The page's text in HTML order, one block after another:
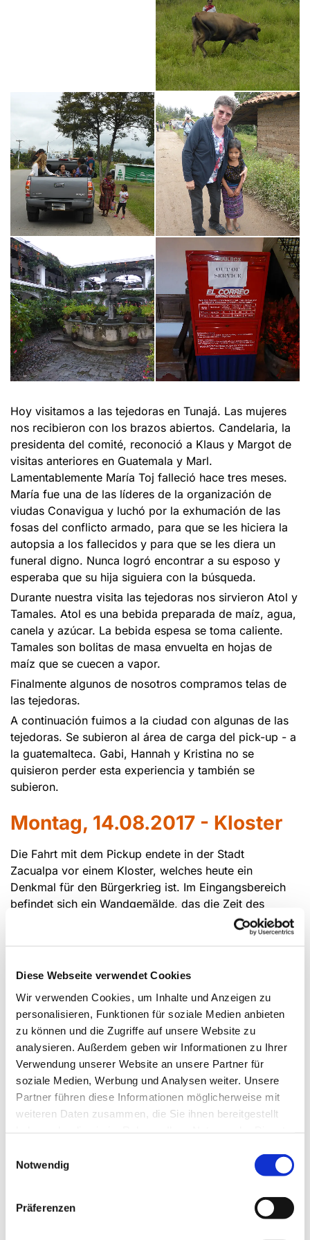
Diese Webseite verwendet Cookies
Wir verwenden Cookies, um Inhalte und Anzeigen zu
personalisieren, Funktionen für soziale Medien anbieten
zu können und die Zugriffe auf unsere Website zu
analysieren. Außerdem geben wir Informationen zu Ihrer
Verwendung unserer Website an unsere Partner für
soziale Medien, Werbung und Analysen weiter. Unsere
Partner führen diese Informationen möglicherweise mit
weiteren Daten zusammen, die Sie ihnen bereitgestellt
Notwendig
Präferenzen
Hoy visitamos a las tejedoras en Tunajá. Las mujeres
nos recibieron con los brazos abiertos. Candelaria, la
presidenta del comité, reconoció a Klaus y Margot de
visitas anteriores en Guatemala y Marl.
Lamentablemente María Toj falleció hace tres meses.
María fue una de las líderes de la organización de
viudas Conavigua y luchó por la exhumación de las
fosas del conflicto armado, para que se les hiciera la
autopsia a los fallecidos y para que se les diera un
funeral digno. Nunca logró encontrar a su esposo y
esperaba que su hija siguiera con la búsqueda.
Durante nuestra visita las tejedoras nos sirvieron Atol y
Tamales. Atol es una bebida preparada de maíz, agua,
canela y azúcar. La bebida espesa se toma caliente.
Tamales son bolitas de masa envuelta en hojas de
maíz que se cuecen a vapor.
Finalmente algunos de nosotros compramos telas de
las tejedoras.
A continuación fuimos a la ciudad con algunas de las
tejedoras. Se subieron al área de carga del pick-up - a
la guatemalteca. Gabi, Hannah y Kristina no se
quisieron perder esta experiencia y también se
subieron.
Montag, 14.08.2017 - Kloster
Die Fahrt mit dem Pickup endete in der Stadt
Zacualpa vor einem Kloster, welches heute ein
Denkmal für den Bürgerkrieg ist. Im Eingangsbereich
befindet sich ein Wandgemälde, das die Zeit des
Bürgerkriegs thematisiert. Auf ihm ist Bischof Gerardi
zu sehen, der ermordet wurde, da er die Verbrechen
von den Weberinnen.
Wir durften an einer bewegenden Zeremonie
teilnehmen, die den christlichen Glauben und die Maya-
Kulturen vereint. Während verschieden farbige Kerzen
brannten, erzählte uns Juliana Garcia Gutierrez von
den Franziskanern (eine Überlebende des
Bürgerkriegs) die Geschichte Guatemalas,
insbesondere die Geschichte der Massengräber rund
wurden von den Militärs zu Folterzwecken genutzt, so
Gespräch über unsere tiefe Betroffenheit und Gefühle